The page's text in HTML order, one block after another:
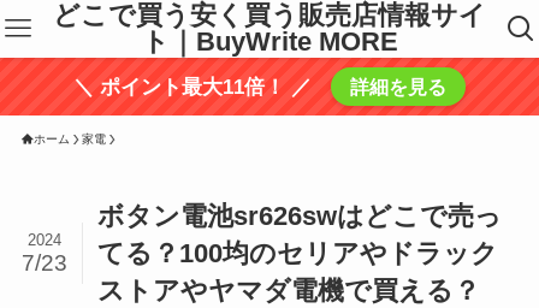
どこで買う安く買う販売店情報サイ
ト｜BuyWrite MORE
＼ ポイント最大11倍！ ／ 詳細を見る
ホーム 家電
ボタン電池sr626swはどこで売っ
てる？100均のセリアやドラック
ストアやヤマダ電機で買える？
2024
7/23